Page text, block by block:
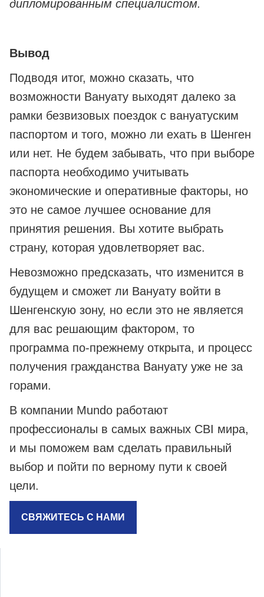
дипломированным специалистом.
Вывод
Подводя итог, можно сказать, что
возможности Вануату выходят далеко за
рамки безвизовых поездок с вануатуским
паспортом и того, можно ли ехать в Шенген
или нет. Не будем забывать, что при выборе
паспорта необходимо учитывать
экономические и оперативные факторы, но
это не самое лучшее основание для
принятия решения. Вы хотите выбрать
страну, которая удовлетворяет вас.
Невозможно предсказать, что изменится в
будущем и сможет ли Вануату войти в
Шенгенскую зону, но если это не является
для вас решающим фактором, то
программа по-прежнему открыта, и процесс
получения гражданства Вануату уже не за
горами.
В компании Mundo работают
профессионалы в самых важных CBI мира,
и мы поможем вам сделать правильный
выбор и пойти по верному пути к своей
цели.
СВЯЖИТЕСЬ С НАМИ